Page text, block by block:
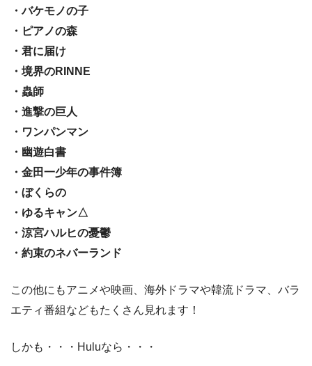
・バケモノの子
・ピアノの森
・君に届け
・境界のRINNE
・蟲師
・進撃の巨人
・ワンパンマン
・幽遊白書
・金田一少年の事件簿
・ぼくらの
・ゆるキャン△
・涼宮ハルヒの憂鬱
・約束のネバーランド
この他にもアニメや映画、海外ドラマや韓流ドラマ、バラ
エティ番組などもたくさん見れます！
しかも・・・Huluなら・・・